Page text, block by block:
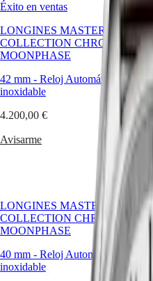
LONGINES
SPIRIT
LONGINES
SPIRIT
FLYBACK
CHRONOGRAPH
LONGINES
SPIRIT
PILOT
LONGINES
PILOT
FLYBACK
SAR
香
港
别
行
政
(Zh
門
特
别
行
政
conexión
atemporal
entre
la
precisión
terrenal
y
el
movimiento
lunar.
En
forma
parte
de
una
historia
más
Éxito en ventas
LONGINES MASTER
COLLECTION CHRONO
MOONPHASE
42 mm - Reloj Automático
Acero
inoxidable
4.200,00 €
Avisarme
LONGINES MASTER
COLLECTION CHRONO
MOONPHASE
40 mm - Reloj Automático
Acero
inoxidable